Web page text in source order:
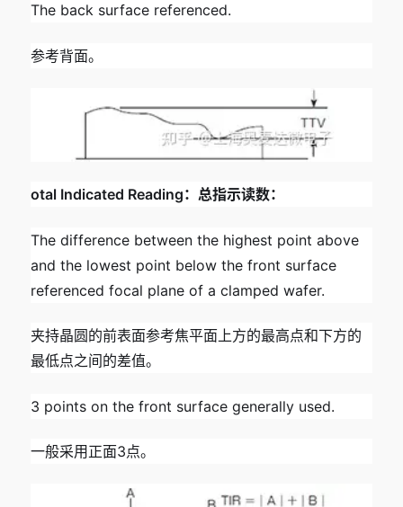
The back surface referenced.
参考背面。
otal Indicated Reading：总指示读数：
The difference between the highest point above
and the lowest point below the front surface
referenced focal plane of a clamped wafer.
夹持晶圆的前表面参考焦平面上方的最高点和下方的
最低点之间的差值。
3 points on the front surface generally used.
一般采用正面3点。